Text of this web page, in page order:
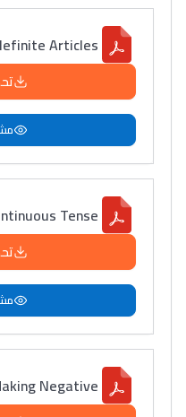
Articles
Tense
Negative